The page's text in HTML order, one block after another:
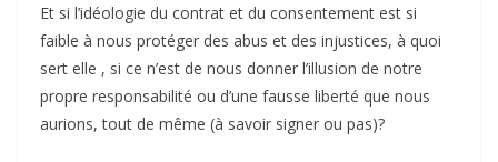
Et si l’idéologie du contrat et du consentement est si
faible à nous protéger des abus et des injustices, à quoi
sert elle , si ce n’est de nous donner l’illusion de notre
propre responsabilité ou d’une fausse liberté que nous
aurions, tout de même (à savoir signer ou pas)?